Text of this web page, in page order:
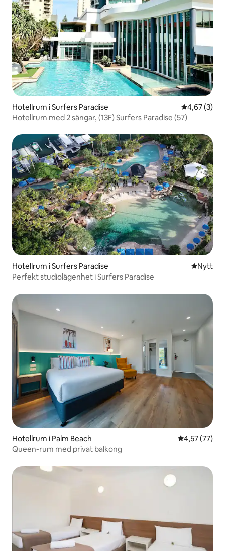
Hotellrum i Surfers Paradise 4,67 av 5 i
4,67 (3)
Hotellrum med 2 sängar, (13F) Surfers Paradise (57)
Hotellrum i Surfers Paradise NyttNytt
Perfekt studiolägenhet i Surfers Paradise
Hotellrum i Palm Beach 4,57 av 5 i
4,57 (77)
Queen-rum med privat balkong